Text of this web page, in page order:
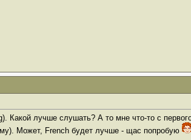
Какой лучше слушать? А то мне что-то с
Может, French будет лучше - щас попробую